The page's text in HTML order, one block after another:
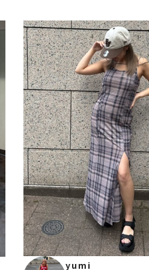
yumi